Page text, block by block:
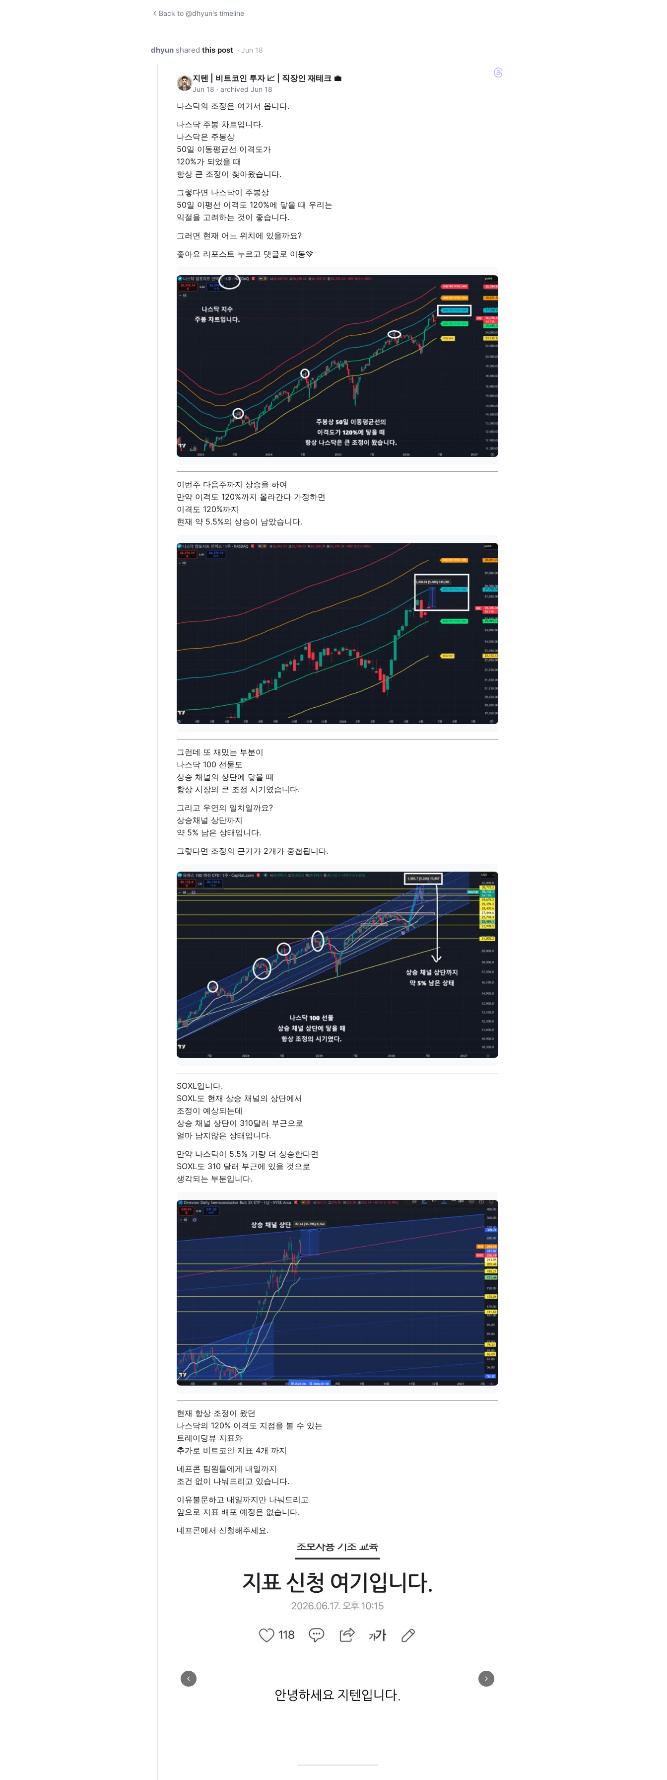
Back to @dhyun's timeline
dhyun shared this post · Jun 18
지텐 | 비트코인 투자 📈 | 직장인 재테크 💼
Jun 18 · archived Jun 18
나스닥의 조정은 여기서 옵니다.
나스닥 주봉 차트입니다.
나스닥은 주봉상
50일 이동평균선 이격도가
120%가 되었을 때
항상 큰 조정이 찾아왔습니다.
그렇다면 나스닥이 주봉상
50일 이평선 이격도 120%에 닿을 때 우리는
익절을 고려하는 것이 좋습니다.
그러면 현재 어느 위치에 있을까요?
좋아요 리포스트 누르고 댓글로 이동💚
이번주 다음주까지 상승을 하여
만약 이격도 120%까지 올라간다 가정하면
이격도 120%까지
현재 약 5.5%의 상승이 남았습니다.
그런데 또 재밌는 부분이
나스닥 100 선물도
상승 채널의 상단에 닿을 때
항상 시장의 큰 조정 시기였습니다.
그리고 우연의 일치일까요?
상승채널 상단까지
약 5% 남은 상태입니다.
그렇다면 조정의 근거가 2개가 중첩됩니다.
SOXL입니다.
SOXL도 현재 상승 채널의 상단에서
조정이 예상되는데
상승 채널 상단이 310달러 부근으로
얼마 남지않은 상태입니다.
만약 나스닥이 5.5% 가량 더 상승한다면
SOXL도 310 달러 부근에 있을 것으로
생각되는 부분입니다.
현재 항상 조정이 왔던
나스닥의 120% 이격도 지점을 볼 수 있는
트레이딩뷰 지표와
추가로 비트코인 지표 4개 까지
네프콘 팀원들에게 내일까지
조건 없이 나눠드리고 있습니다.
이유불문하고 내일까지만 나눠드리고
앞으로 지표 배포 예정은 없습니다.
네프콘에서 신청해주세요.